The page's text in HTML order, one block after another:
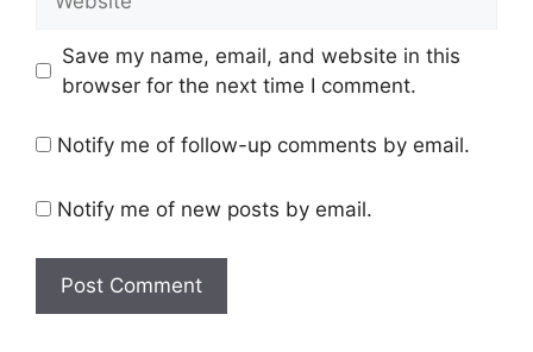
Save my name, email, and website in this
browser for the next time I comment.
Notify me of follow-up comments by email.
Notify me of new posts by email.